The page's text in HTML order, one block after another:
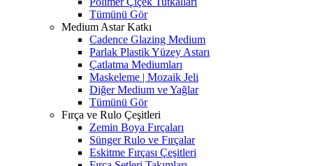
Tümünü Gör
Medium Astar Katkı
Cadence Glazing Medium
Parlak Plastik Yüzey Astarı
Çatlatma Mediumları
Maskeleme | Mozaik Jeli
Diğer Medium ve Yağlar
Tümünü Gör
Fırça ve Rulo Çeşitleri
Zemin Boya Fırçaları
Sünger Rulo ve Fırçalar
Eskitme Fırçası Çeşitleri